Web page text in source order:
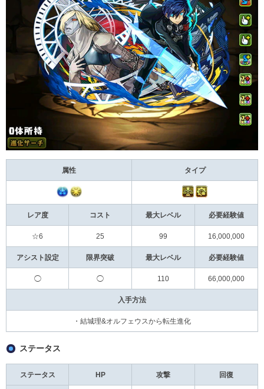
属性 タイプ
レア度 コスト 最大レベル 必要経験値
☆6 25 99 16,000,000
アシスト設定 限界突破 最大レベル 必要経験値
◯ ◯ 110 66,000,000
入手方法
・結城理&オルフェウスから転生進化
ステータス
ステータス HP 攻撃 回復